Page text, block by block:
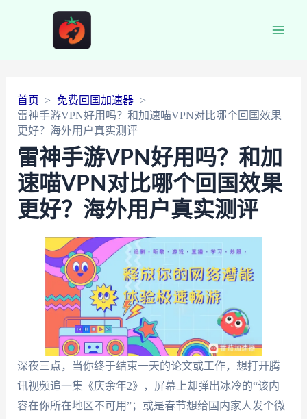
首页
免费回国加速器
雷神手游VPN好用吗？和加速喵VPN对比哪个回国效果
更好？海外用户真实测评
雷神手游VPN好用吗？和加
速喵VPN对比哪个回国效果
更好？海外用户真实测评
深夜三点，当你终于结束一天的论文或工作，想打开腾
讯视频追一集《庆余年2》，屏幕上却弹出冰冷的“该内
容在你所在地区不可用”；或是春节想给国内家人发个微